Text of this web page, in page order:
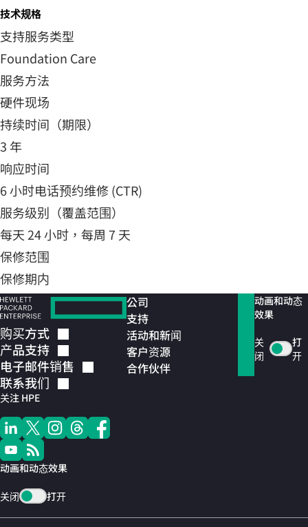
技术规格
支持服务类型
Foundation Care
服务方法
硬件现场
持续时间（期限）
3 年
响应时间
6 小时电话预约维修 (CTR)
服务级别（覆盖范围）
每天 24 小时，每周 7 天
保修范围
保修期内
购买方式
产品支持
电子邮件销售
联系我们
关注 HPE
动画和动态效果
关闭 打开
公司
支持
活动和新闻
客户资源
合作伙伴
动画和动态
效果
关
闭
打
开